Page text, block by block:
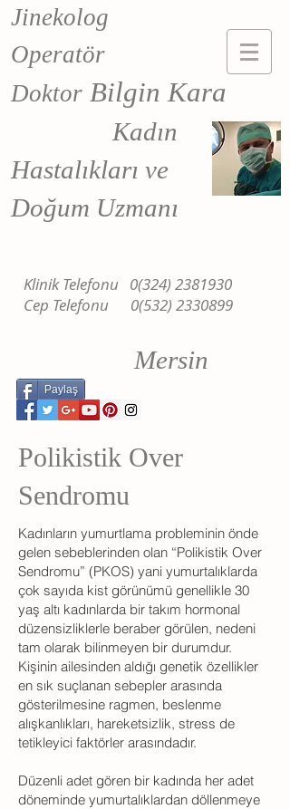
Jinekolog
Operatör
Doktor Bilgin Kara
Kadın
Hastalıkları ve
Doğum Uzmanı
Mersin
Klinik Telefonu 0(324) 2381930
Cep Telefonu 0(532) 2330899
Paylaş
Polikistik Over
Sendromu
Kadınların yumurtlama probleminin önde
gelen sebeblerinden olan “Polikistik Over
Sendromu” (PKOS) yani yumurtalıklarda
çok sayıda kist görünümü genellikle 30
yaş altı kadınlarda bir takım hormonal
düzensizliklerle beraber görülen, nedeni
tam olarak bilinmeyen bir durumdur.
Kişinin ailesinden aldığı genetik özellikler
en sık suçlanan sebepler arasında
gösterilmesine ragmen, beslenme
alışkanlıkları, hareketsizlik, stress de
tetikleyici faktörler arasındadır.
Düzenli adet gören bir kadında her adet
döneminde yumurtalıklardan döllenmeye